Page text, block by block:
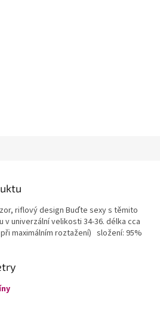
riflový design Buďte sexy s těmito
v univerzální velikosti 34-36. délka cca
maximálním roztažení) složení: 95%